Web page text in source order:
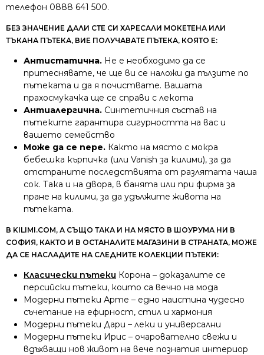
телефон 0888 641 500.
БЕЗ ЗНАЧЕНИЕ ДАЛИ СТЕ СИ ХАРЕСАЛИ МОКЕТЕНА ИЛИ
ТЪКАНА ПЪТЕКА, ВИЕ ПОЛУЧАВАТЕ ПЪТЕКА, КОЯТО Е:
Антистатична. Не е необходимо да се
притеснявате, че ще ви се наложи да пълзите по
пътеката и да я почиствате. Вашата
прахосмукачка ще се справи с лекота
Антиалергична. Синтетичния състав на
пътеките гарантира сигурността на вас и
вашето семейство
Може да се пере. Както на място с мокра
бебешка кърпичка (или Vanish за килими), за да
отстраните последствията от разлятата чаша
сок. Така и на двора, в банята или при фирма за
пране на килими, за да удължите живота на
пътеката.
В KILIMI.COM, А СЪЩО ТАКА И НА МЯСТО В ШОУРУМА НИ В
СОФИЯ, КАКТО И В ОСТАНАЛИТЕ МАГАЗИНИ В СТРАНАТА, МОЖЕ
ДА СЕ НАСЛАДИТЕ НА СЛЕДНИТЕ КОЛЕКЦИИ ПЪТЕКИ:
Класически пътеки Корона – доказалите се
персийски пътеки, които са вечно на мода
Модерни пътеки Арте – едно наистина чудесно
съчетание на ефирност, стил и хармония
Модерни пътеки Дари – леки и универсални
Модерни пътеки Ирис – очарователно свежи и
вдъхващи нов живот на вече познатия интериор